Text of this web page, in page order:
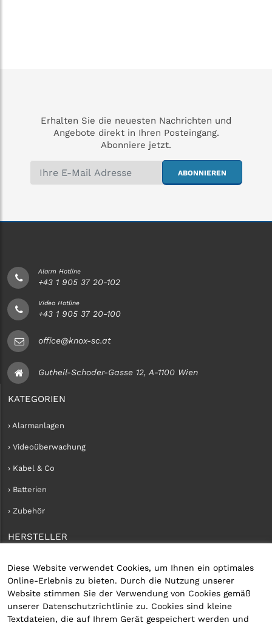
Diese Website verwendet Cookies, um Ihnen ein optimales
Online-Erlebnis zu bieten. Durch die Nutzung unserer
Website stimmen Sie der Verwendung von Cookies gemäß
unserer Datenschutzrichtlinie zu. Cookies sind kleine
Textdateien, die auf Ihrem Gerät gespeichert werden und
Erhalten Sie die neuesten Nachrichten und
Angebote direkt in Ihren Posteingang.
Abonniere jetzt.
ABONNIEREN
Alarm Hotline
+43 1 905 37 20-102
Video Hotline
+43 1 905 37 20-100
office@knox-sc.at
Gutheil-Schoder-Gasse 12, A-1100 Wien
KATEGORIEN
› Alarmanlagen
› Videoüberwachung
› Kabel & Co
› Batterien
› Zubehör
HERSTELLER
› iConnect
KUNDENKONTO
› Kundenservice